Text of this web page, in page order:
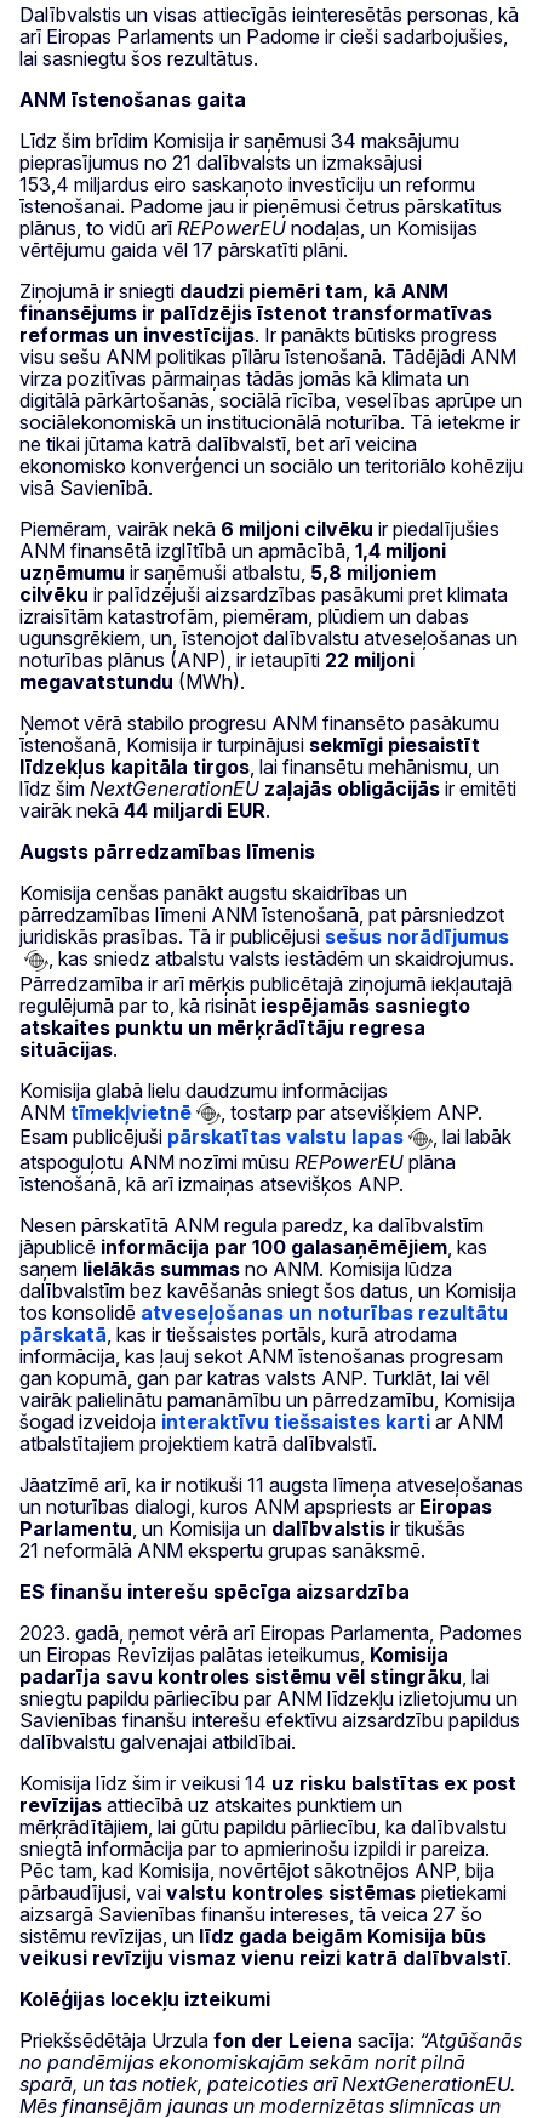
Dalībvalstis un visas attiecīgās ieinteresētās personas, kā
arī Eiropas Parlaments un Padome ir cieši sadarbojušies,
lai sasniegtu šos rezultātus.
ANM īstenošanas gaita
Līdz šim brīdim Komisija ir saņēmusi 34 maksājumu
pieprasījumus no 21 dalībvalsts un izmaksājusi
153,4 miljardus eiro saskaņoto investīciju un reformu
īstenošanai. Padome jau ir pieņēmusi četrus pārskatītus
plānus, to vidū arī REPowerEU nodaļas, un Komisijas
vērtējumu gaida vēl 17 pārskatīti plāni.
Ziņojumā ir sniegti daudzi piemēri tam, kā ANM
finansējums ir palīdzējis īstenot transformatīvas
reformas un investīcijas. Ir panākts būtisks progress
visu sešu ANM politikas pīlāru īstenošanā. Tādējādi ANM
virza pozitīvas pārmaiņas tādās jomās kā klimata un
digitālā pārkārtošanās, sociālā rīcība, veselības aprūpe un
sociālekonomiskā un institucionālā noturība. Tā ietekme ir
ne tikai jūtama katrā dalībvalstī, bet arī veicina
ekonomisko konverģenci un sociālo un teritoriālo kohēziju
visā Savienībā.
Piemēram, vairāk nekā 6 miljoni cilvēku ir piedalījušies
ANM finansētā izglītībā un apmācībā, 1,4 miljoni
uzņēmumu ir saņēmuši atbalstu, 5,8 miljoniem
cilvēku ir palīdzējuši aizsardzības pasākumi pret klimata
izraisītām katastrofām, piemēram, plūdiem un dabas
ugunsgrēkiem, un, īstenojot dalībvalstu atveseļošanas un
noturības plānus (ANP), ir ietaupīti 22 miljoni
megavatstundu (MWh).
Ņemot vērā stabilo progresu ANM finansēto pasākumu
īstenošanā, Komisija ir turpinājusi sekmīgi piesaistīt
līdzekļus kapitāla tirgos , lai finansētu mehānismu, un
līdz šim NextGenerationEU zaļajās obligācijās ir emitēti
vairāk nekā 44 miljardi EUR.
Augsts pārredzamības līmenis
Komisija cenšas panākt augstu skaidrības un
pārredzamības līmeni ANM īstenošanā, pat pārsniedzot
juridiskās prasības. Tā ir publicējusi sešus norādījumus
, kas sniedz atbalstu valsts iestādēm un skaidrojumus.
Pārredzamība ir arī mērķis publicētajā ziņojumā iekļautajā
regulējumā par to, kā risināt iespējamās sasniegto
atskaites punktu un mērķrādītāju regresa
situācijas.
Komisija glabā lielu daudzumu informācijas
ANM tīmekļvietnē
, tostarp par atsevišķiem ANP.
Esam publicējuši pārskatītas valstu lapas
, lai labāk
atspoguļotu ANM nozīmi mūsu REPowerEU plāna
īstenošanā, kā arī izmaiņas atsevišķos ANP.
Nesen pārskatītā ANM regula paredz, ka dalībvalstīm
jāpublicē informācija par 100 galasaņēmējiem , kas
saņem lielākās summas no ANM. Komisija lūdza
dalībvalstīm bez kavēšanās sniegt šos datus, un Komisija
tos konsolidē atveseļošanas un noturības rezultātu
pārskatā , kas ir tiešsaistes portāls, kurā atrodama
informācija, kas ļauj sekot ANM īstenošanas progresam
gan kopumā, gan par katras valsts ANP. Turklāt, lai vēl
vairāk palielinātu pamanāmību un pārredzamību, Komisija
šogad izveidoja interaktīvu tiešsaistes karti ar ANM
atbalstītajiem projektiem katrā dalībvalstī.
Jāatzīmē arī, ka ir notikuši 11 augsta līmeņa atveseļošanas
un noturības dialogi, kuros ANM apspriests ar Eiropas
Parlamentu , un Komisija un dalībvalstis ir tikušās
21 neformālā ANM ekspertu grupas sanāksmē.
ES finanšu interešu spēcīga aizsardzība
2023. gadā, ņemot vērā arī Eiropas Parlamenta, Padomes
un Eiropas Revīzijas palātas ieteikumus, Komisija
padarīja savu kontroles sistēmu vēl stingrāku , lai
sniegtu papildu pārliecību par ANM līdzekļu izlietojumu un
Savienības finanšu interešu efektīvu aizsardzību papildus
dalībvalstu galvenajai atbildībai.
Komisija līdz šim ir veikusi 14 uz risku balstītas ex post
revīzijas attiecībā uz atskaites punktiem un
mērķrādītājiem, lai gūtu papildu pārliecību, ka dalībvalstu
sniegtā informācija par to apmierinošu izpildi ir pareiza.
Pēc tam, kad Komisija, novērtējot sākotnējos ANP, bija
pārbaudījusi, vai valstu kontroles sistēmas pietiekami
aizsargā Savienības finanšu intereses, tā veica 27 šo
sistēmu revīzijas, un līdz gada beigām Komisija būs
veikusi revīziju vismaz vienu reizi katrā dalībvalstī.
Kolēģijas locekļu izteikumi
Priekšsēdētāja Urzula fon der Leiena sacīja: “Atgūšanās
no pandēmijas ekonomiskajām sekām norit pilnā
sparā, un tas notiek, pateicoties arī NextGenerationEU.
Mēs finansējām jaunas un modernizētas slimnīcas un